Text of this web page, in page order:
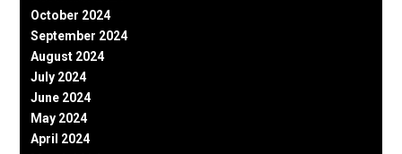
October 2024
September 2024
August 2024
July 2024
June 2024
May 2024
April 2024